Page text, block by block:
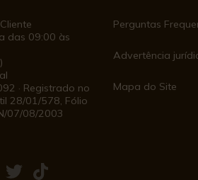
das 09:00 às
· Registrado no
28/01/578, Fólio
07/08/2003
Perguntas
Advertência
Mapa do Site